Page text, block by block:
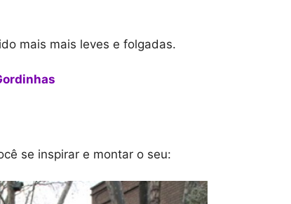
mais mais leves e folgadas.
se inspirar e montar o seu: